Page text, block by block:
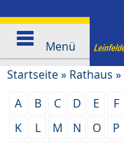
Menü
Startseite» Rathaus »
A
B C D E F
K
L M N O P